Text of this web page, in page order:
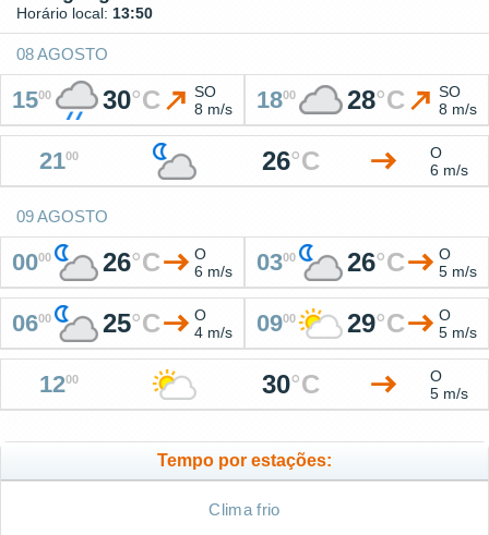
Horário local: 13:50
08 AGOSTO
1500 30°C
SO
8 m/s
1800 28°C
SO
8 m/s
2100 26°C
O
6 m/s
09 AGOSTO
0000 26°C
O
6 m/s
0300 26°C
O
5 m/s
0600 25°C
O
4 m/s
0900 29°C
O
5 m/s
1200 30°C
O
5 m/s
Tempo por estações:
Clima frio